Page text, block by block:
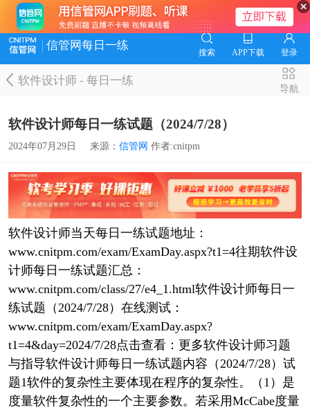
信管网每日一练
搜索 APP下载 登录
软件设计师-每日一练
导航
软件设计师每日一练试题（2024/7/28）
2024年07月29日 来源： 信管网 作者:cnitpm
软件设计师当天每日一练试题地址：
www.cnitpm.com/exam/ExamDay.aspx?t1=4往期软件设
计师每日一练试题汇总：
www.cnitpm.com/class/27/e4_1.html软件设计师每日一
练试题（2024/7/28）在线测试：
www.cnitpm.com/exam/ExamDay.aspx?
t1=4&day=2024/7/28点击查看：更多软件设计师习题
与指导软件设计师每日一练试题内容（2024/7/28）试
题1软件的复杂性主要体现在程序的复杂性。（1）是
度量软件复杂性的一个主要参数。若采用McCabe度量